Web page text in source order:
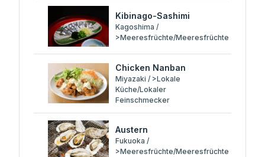
Kibinago-Sashimi
Kagoshima /
>Meeresfrüchte/Meeresfrüchte
Chicken Nanban
Miyazaki / >Lokale
Küche/Lokaler
Feinschmecker
Austern
Fukuoka /
>Meeresfrüchte/Meeresfrüchte